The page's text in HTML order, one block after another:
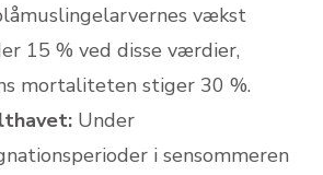
vækst
15 % ved disse værdier,
mortaliteten stiger 30 %.
Under
i sensommeren